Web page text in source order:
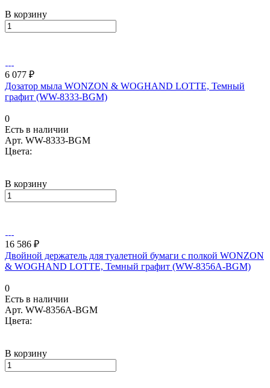
В корзину
6 077 ₽
Дозатор мыла WONZON & WOGHAND LOTTE, Темный
графит (WW-8333-BGM)
0
Есть в наличии
Арт. WW-8333-BGM
Цвета:
В корзину
16 586 ₽
Двойной держатель для туалетной бумаги с полкой WONZON
& WOGHAND LOTTE, Темный графит (WW-8356A-BGM)
0
Есть в наличии
Арт. WW-8356A-BGM
Цвета:
В корзину